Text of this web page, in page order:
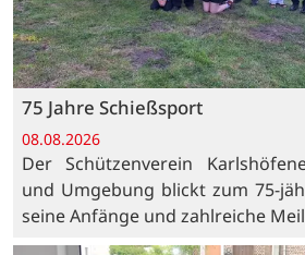
75 Jahre Schießsport
08.08.2026
Der Schützenverein
und Umgebung blickt zum 75-
seine Anfänge und zahlreiche